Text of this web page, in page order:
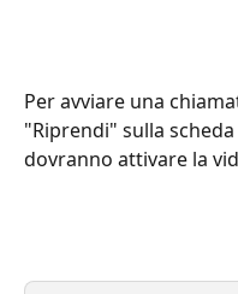
Per avviare una
"Riprendi" sulla
dovranno attivare la